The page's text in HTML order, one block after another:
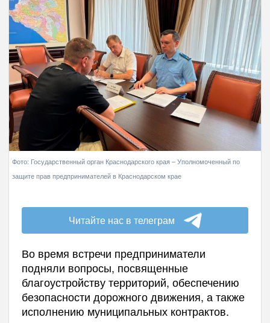
Фото: Государственный орган Краснодарского края – Уполномоченный по
защите прав предпринимателей в Краснодарском крае
Читайте нас в телеграм
Во время встречи предприниматели
подняли вопросы, посвященные
благоустройству территорий, обеспечению
безопасности дорожного движения, а также
исполнению муниципальных контрактов.